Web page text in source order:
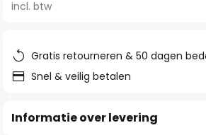
van
afbeeldingen-
gallerij
incl. btw
Gratis retourneren & 50 dagen
Snel & veilig betalen
Informatie over levering